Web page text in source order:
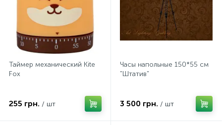
Таймер механический Kite
Fox
255 грн. / шт
Часы напольные 150*55 см
"Штатив"
3 500 грн. / шт